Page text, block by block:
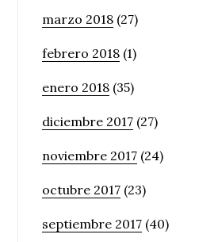
marzo 2018 (27)
febrero 2018 (1)
enero 2018 (35)
diciembre 2017 (27)
noviembre 2017 (24)
octubre 2017 (23)
septiembre 2017 (40)